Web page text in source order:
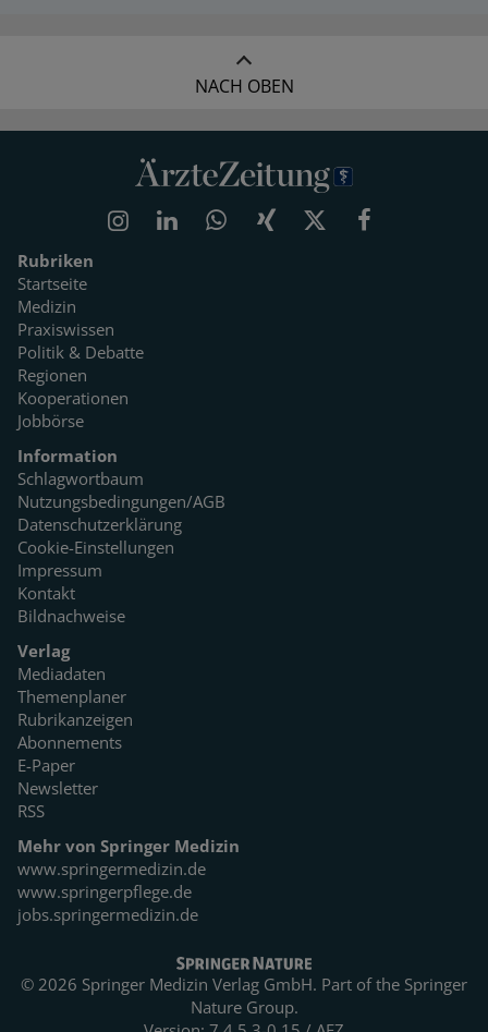
NACH OBEN
Rubriken
Startseite
Medizin
Praxiswissen
Politik & Debatte
Regionen
Kooperationen
Jobbörse
Information
Schlagwortbaum
Nutzungsbedingungen/AGB
Datenschutzerklärung
Cookie-Einstellungen
Impressum
Kontakt
Bildnachweise
Verlag
Mediadaten
Themenplaner
Rubrikanzeigen
Abonnements
E-Paper
Newsletter
RSS
Mehr von Springer Medizin
www.springermedizin.de
www.springerpflege.de
jobs.springermedizin.de
© 2026 Springer Medizin Verlag GmbH. Part of the Springer
Nature Group.